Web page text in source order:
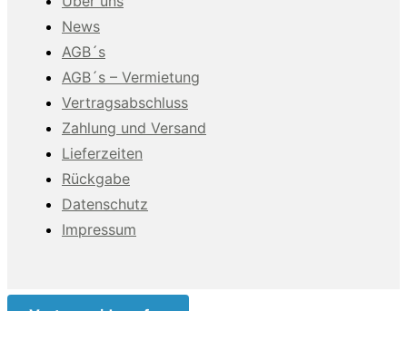
News
AGB´s
AGB´s – Vermietung
Vertragsabschluss
Zahlung und Versand
Lieferzeiten
Rückgabe
Datenschutz
Impressum
Vertrag widerrufen